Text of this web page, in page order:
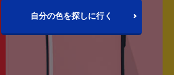
自分の色を探しに行く